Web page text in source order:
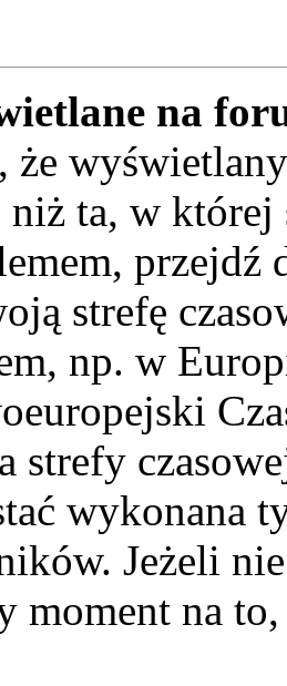
na
niż ta, w której
strefę
np. w
strefy
wykonana
Jeżeli
moment na